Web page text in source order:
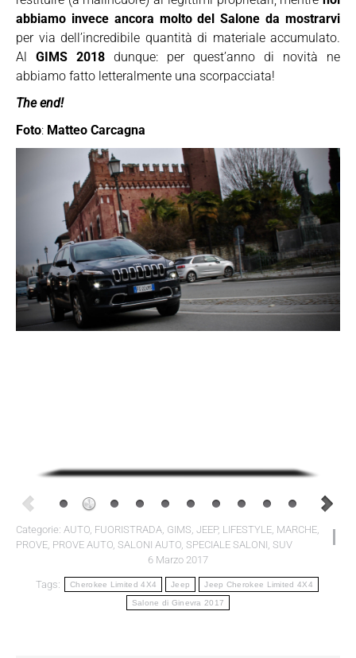
abbiamo invece ancora molto del Salone da mostrarvi
per via dell’incredibile quantità di materiale accumulato.
Al GIMS 2018 dunque: per quest’anno di novità ne
abbiamo fatto letteralmente una scorpacciata!
The end!
Foto: Matteo Carcagna
Categorie: AUTO, FUORISTRADA, GIMS, JEEP, LIFESTYLE, MARCHE,
PROVE, PROVE AUTO, SALONI AUTO, SPECIALE SALONI, SUV
6 Marzo 2017
Tags: Cherokee Limited 4X4 Jeep Jeep Cherokee Limited 4X4
Salone di Ginevra 2017